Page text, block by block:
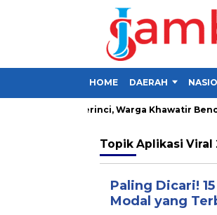
HOME DAERAH
Desa di Kerinci, Warga Khawatir
Topik Aplikasi Viral
Paling Dicari!
Modal yang